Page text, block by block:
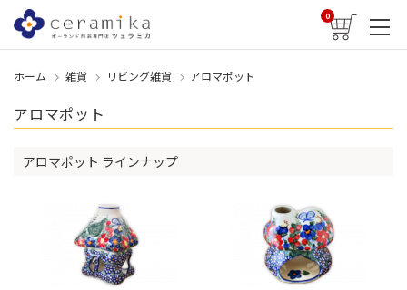
0
ホーム 雑貨 リビング雑貨 アロマポット
アロマポット
アロマポット ラインナップ